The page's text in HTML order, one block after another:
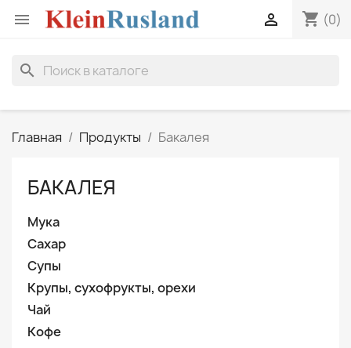
 shopping_cart (0)

search
Главная Продукты Бакалея
БАКАЛЕЯ
Мука
Сахар
Супы
Крупы, сухофрукты, орехи
Чай
Кофе